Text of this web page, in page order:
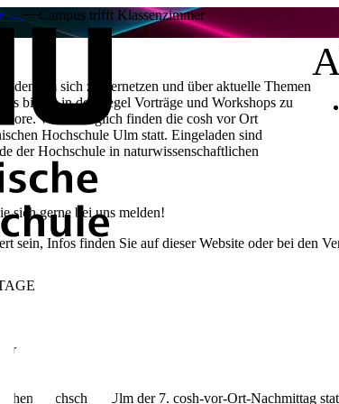
… Campus trifft Klassenzimmer
um sich zu vernetzen und über aktuelle Themen
bilden in der Regel Vorträge und Workshops zu
Wenn möglich finden die cosh vor Ort
Hochschule Ulm statt. Eingeladen sind
der Hochschule in naturwissenschaftlichen
sich gerne bei uns melden!
sein, Infos finden Sie auf dieser Website oder bei den
Hochschule Ulm der 7. cosh-vor-Ort-Nachmittag